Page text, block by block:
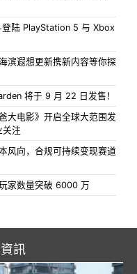
登陆 PlayStation 5 与 Xbox
滨遐想更新携新内容等你探
将于 9 月 22 日发售！
大电影》开启全球大范围发
关注
风向，合规可持续变现赛道
家数量突破 6000 万
訊